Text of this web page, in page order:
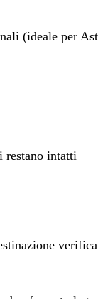
(ideale per
restano intatti